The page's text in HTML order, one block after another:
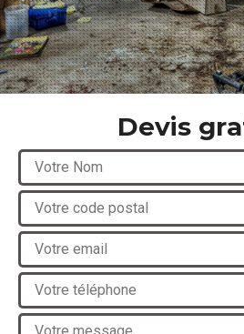
Devis